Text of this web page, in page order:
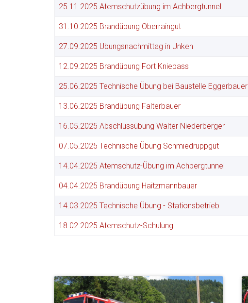
25.11.2025 Atemschutzübung im Achbergtunnel
31.10.2025 Brandübung Oberraingut
27.09.2025 Übungsnachmittag in Unken
12.09.2025 Brandübung Fort Kniepass
25.06.2025 Technische Übung bei Baustelle Eggerbauer
13.06.2025 Brandübung Falterbauer
16.05.2025 Abschlussübung Walter Niederberger
07.05.2025 Technische Übung Schmiedruppgut
14.04.2025 Atemschutz-Übung im Achbergtunnel
04.04.2025 Brandübung Haitzmannbauer
14.03.2025 Technische Übung - Stationsbetrieb
18.02.2025 Atemschutz-Schulung